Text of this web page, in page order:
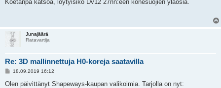
Koetanpa katsoa, löytyisikö Dv12 27nn:een konesuojien yläosia.
Junajäärä
Ratavartija
Re: 3D mallinnettuja H0-koreja saatavilla
V
e
18.09.2019 16:12
Olen päivittänyt Shapeways-kaupan valikoimia. Tarjolla on nyt: